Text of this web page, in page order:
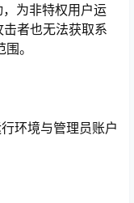
为非特权用户运
者也无法获取系
。
环境与管理员账户